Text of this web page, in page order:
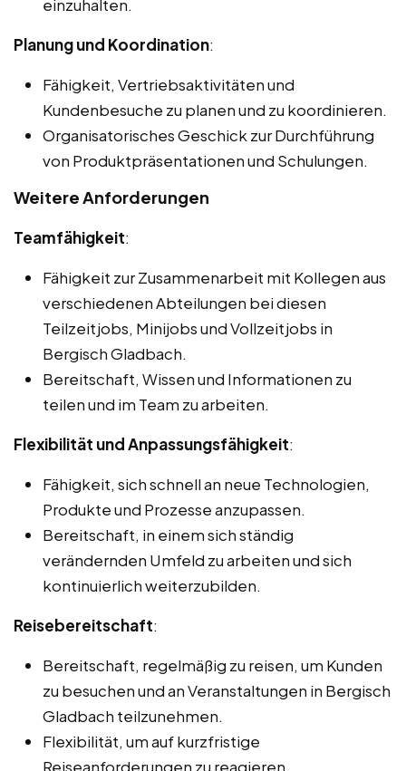
einzuhalten.
Planung und Koordination:
Fähigkeit, Vertriebsaktivitäten und
Kundenbesuche zu planen und zu koordinieren.
Organisatorisches Geschick zur Durchführung
von Produktpräsentationen und Schulungen.
Weitere Anforderungen
Teamfähigkeit:
Fähigkeit zur Zusammenarbeit mit Kollegen aus
verschiedenen Abteilungen bei diesen
Teilzeitjobs, Minijobs und Vollzeitjobs in
Bergisch Gladbach.
Bereitschaft, Wissen und Informationen zu
teilen und im Team zu arbeiten.
Flexibilität und Anpassungsfähigkeit:
Fähigkeit, sich schnell an neue Technologien,
Produkte und Prozesse anzupassen.
Bereitschaft, in einem sich ständig
verändernden Umfeld zu arbeiten und sich
kontinuierlich weiterzubilden.
Reisebereitschaft:
Bereitschaft, regelmäßig zu reisen, um Kunden
zu besuchen und an Veranstaltungen in Bergisch
Gladbach teilzunehmen.
Flexibilität, um auf kurzfristige
Reiseanforderungen zu reagieren.